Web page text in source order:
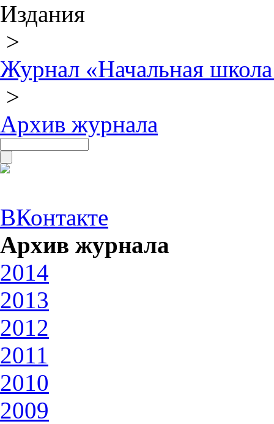
Издания
>
Журнал «Начальная
>
Архив журнала
ВКонтакте
Архив журнала
2014
2013
2012
2011
2010
2009